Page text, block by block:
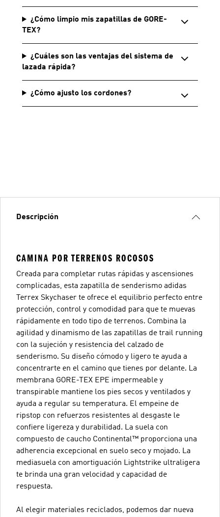
¿Cómo limpio mis zapatillas de GORE-
TEX?
¿Cuáles son las ventajas del sistema de
lazada rápida?
¿Cómo ajusto los cordones?
Descripción
CAMINA POR TERRENOS ROCOSOS
Creada para completar rutas rápidas y ascensiones
complicadas, esta zapatilla de senderismo adidas
Terrex Skychaser te ofrece el equilibrio perfecto entre
protección, control y comodidad para que te muevas
rápidamente en todo tipo de terrenos. Combina la
agilidad y dinamismo de las zapatillas de trail running
con la sujeción y resistencia del calzado de
senderismo. Su diseño cómodo y ligero te ayuda a
concentrarte en el camino que tienes por delante. La
membrana GORE-TEX EPE impermeable y
transpirable mantiene los pies secos y ventilados y
ayuda a regular su temperatura. El empeine de
ripstop con refuerzos resistentes al desgaste le
confiere ligereza y durabilidad. La suela con
compuesto de caucho Continental™ proporciona una
adherencia excepcional en suelo seco y mojado. La
mediasuela con amortiguación Lightstrike ultraligera
te brinda una gran velocidad y capacidad de
respuesta.
Al elegir materiales reciclados, podemos dar nueva